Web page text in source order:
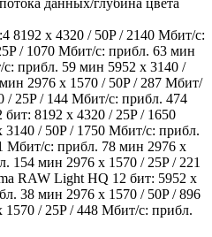
данных/глубина цвета
8192 x 4320 / 50P / 2140 Мбит/с:
/ 1070 Мбит/с: прибл. 63 мин
прибл. 59 мин 5952 x 3140 /
2976 x 1570 / 50P / 287 Мбит/
/ 25P / 144 Мбит/с: прибл. 474
8192 x 4320 / 25P / 1650
/ 50P / 1750 Мбит/с: прибл.
Мбит/с: прибл. 78 мин 2976 x
154 мин 2976 x 1570 / 25P / 221
RAW Light HQ 12 бит: 5952 x
38 мин 2976 x 1570 / 50P / 896
/ 25P / 448 Мбит/с: прибл.